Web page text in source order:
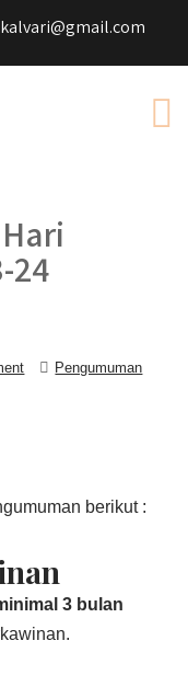
24
Pengumuman
berikut :
3 bulan